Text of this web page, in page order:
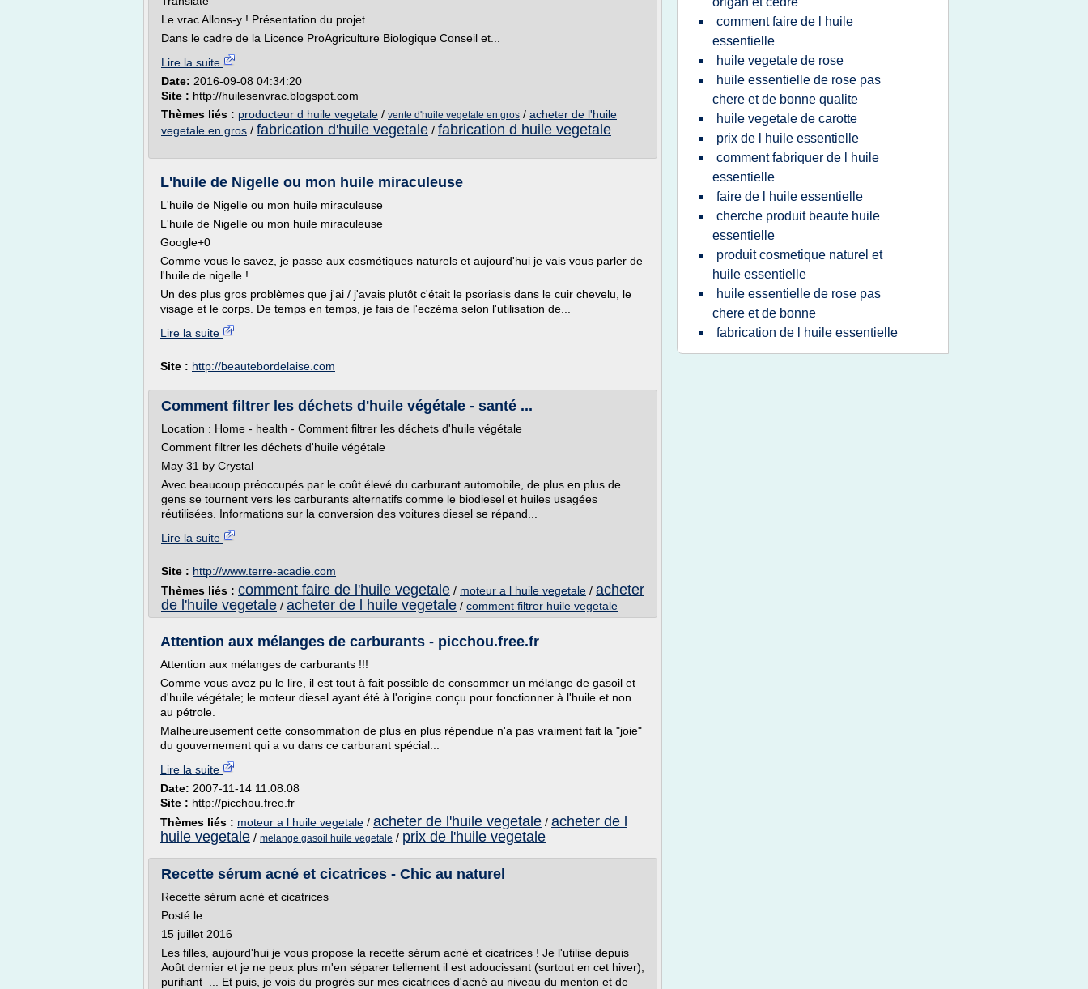
Le vrac Allons-y ! Présentation du projet
Dans le cadre de la Licence ProAgriculture Biologique Conseil et...
Lire la suite
Date: 2016-09-08 04:34:20
Site : http://huilesenvrac.blogspot.com
Thèmes liés : producteur d huile vegetale / vente d'huile vegetale en gros / acheter de l'huile
vegetale en gros / fabrication d'huile vegetale / fabrication d huile vegetale
L'huile de Nigelle ou mon huile miraculeuse
L'huile de Nigelle ou mon huile miraculeuse
L'huile de Nigelle ou mon huile miraculeuse
Google+0
Comme vous le savez, je passe aux cosmétiques naturels et aujourd'hui je vais vous parler de
l'huile de nigelle !
Un des plus gros problèmes que j'ai / j'avais plutôt c'était le psoriasis dans le cuir chevelu, le
visage et le corps. De temps en temps, je fais de l'eczéma selon l'utilisation de...
Lire la suite
Site : http://beautebordelaise.com
Comment filtrer les déchets d'huile végétale - santé ...
Location : Home - health - Comment filtrer les déchets d'huile végétale
Comment filtrer les déchets d'huile végétale
May 31 by Crystal
Avec beaucoup préoccupés par le coût élevé du carburant automobile, de plus en plus de
gens se tournent vers les carburants alternatifs comme le biodiesel et huiles usagées
réutilisées. Informations sur la conversion des voitures diesel se répand...
Lire la suite
Site : http://www.terre-acadie.com
Thèmes liés : comment faire de l'huile vegetale / moteur a l huile vegetale / acheter
de l'huile vegetale / acheter de l huile vegetale / comment filtrer huile vegetale
Attention aux mélanges de carburants - picchou.free.fr
Attention aux mélanges de carburants !!!
Comme vous avez pu le lire, il est tout à fait possible de consommer un mélange de gasoil et
d'huile végétale; le moteur diesel ayant été à l'origine conçu pour fonctionner à l'huile et non
au pétrole.
Malheureusement cette consommation de plus en plus répendue n'a pas vraiment fait la "joie"
du gouvernement qui a vu dans ce carburant spécial...
Lire la suite
Date: 2007-11-14 11:08:08
Site : http://picchou.free.fr
Thèmes liés : moteur a l huile vegetale / acheter de l'huile vegetale / acheter de l
huile vegetale / melange gasoil huile vegetale / prix de l'huile vegetale
Recette sérum acné et cicatrices - Chic au naturel
Recette sérum acné et cicatrices
Posté le
15 juillet 2016
Les filles, aujourd'hui je vous propose la recette sérum acné et cicatrices ! Je l'utilise depuis
Août dernier et je ne peux plus m'en séparer tellement il est adoucissant (surtout en cet hiver),
purifiant ... Et puis, je vois du progrès sur mes cicatrices d'acné au niveau du menton et de
comment faire de l huile
essentielle
huile vegetale de rose
huile essentielle de rose pas
chere et de bonne qualite
huile vegetale de carotte
prix de l huile essentielle
comment fabriquer de l huile
essentielle
faire de l huile essentielle
cherche produit beaute huile
essentielle
produit cosmetique naturel et
huile essentielle
huile essentielle de rose pas
chere et de bonne
fabrication de l huile essentielle